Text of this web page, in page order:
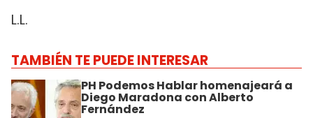
L.L.
TAMBIÉN TE PUEDE INTERESAR
PH Podemos Hablar homenajeará a
Diego Maradona con Alberto
Fernández